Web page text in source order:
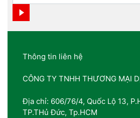
Thông tin liên hệ
CÔNG TY TNHH THƯƠNG MẠI
Địa chỉ: 606/76/4, Quốc Lộ 13,
TP.THủ Đức, Tp.HCM